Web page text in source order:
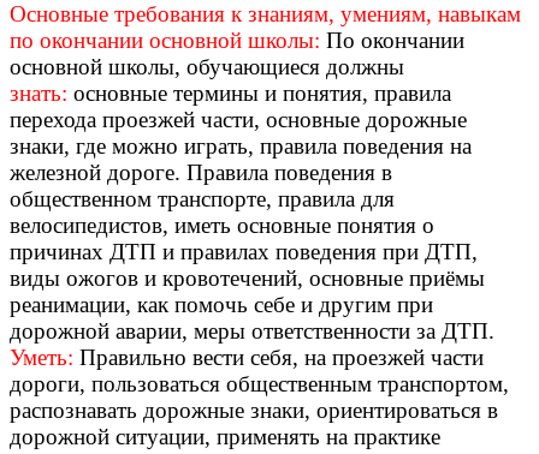
Основные требования к знаниям, умениям, навыкам
по окончании основной школы: По окончании
основной школы, обучающиеся должны
знать: основные термины и понятия, правила
перехода проезжей части, основные дорожные
знаки, где можно играть, правила поведения на
железной дороге. Правила поведения в
общественном транспорте, правила для
велосипедистов, иметь основные понятия о
причинах ДТП и правилах поведения при ДТП,
виды ожогов и кровотечений, основные приёмы
реанимации, как помочь себе и другим при
дорожной аварии, меры ответственности за ДТП.
Уметь: Правильно вести себя, на проезжей части
дороги, пользоваться общественным транспортом,
распознавать дорожные знаки, ориентироваться в
дорожной ситуации, применять на практике